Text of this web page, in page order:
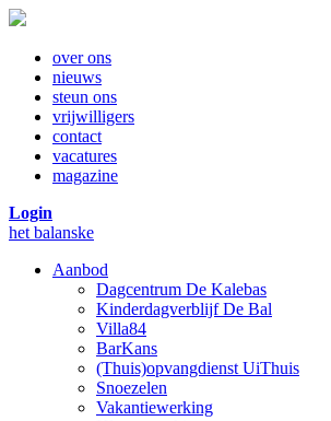
over ons
nieuws
steun ons
vrijwilligers
contact
vacatures
magazine
Login
het balanske
Aanbod
Dagcentrum De Kalebas
Kinderdagverblijf De Bal
Villa84
BarKans
(Thuis)opvangdienst UiThuis
Snoezelen
Vakantiewerking